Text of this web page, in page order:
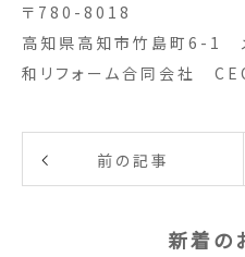
〒780-8018
高知県高知市竹島町6-1
和リフォーム合同会社
前の記事
新着の